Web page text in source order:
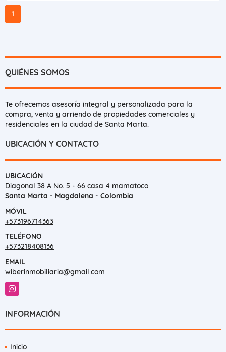
1
QUIÉNES SOMOS
Te ofrecemos asesoría integral y personalizada para la
compra, venta y arriendo de propiedades comerciales y
residenciales en la ciudad de Santa Marta.
UBICACIÓN Y CONTACTO
UBICACIÓN
Diagonal 38 A No. 5 - 66 casa 4 mamatoco
Santa Marta - Magdalena - Colombia
MÓVIL
+573196714363
TELÉFONO
+573218408136
EMAIL
wiberinmobiliaria@gmail.com
Instagram
INFORMACIÓN
Inicio